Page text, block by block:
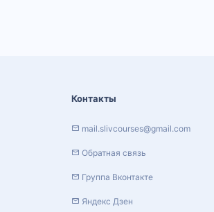
Контакты
mail.slivcourses@gmail.com
Обратная связь
Группа Вконтакте
Яндекс Дзен